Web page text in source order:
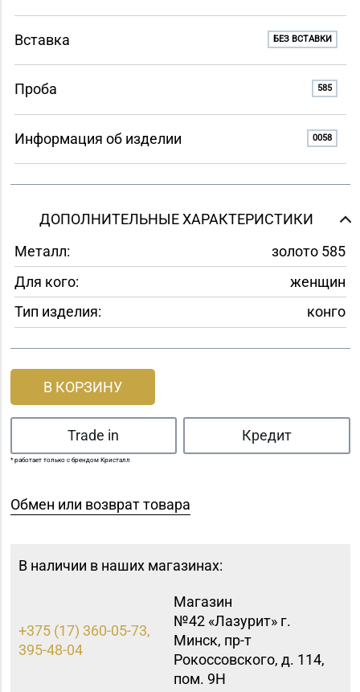
Вставка БЕЗ ВСТАВКИ
Проба 585
Информация об изделии 0058
ДОПОЛНИТЕЛЬНЫЕ ХАРАКТЕРИСТИКИ
Металл:
золото 585
Для кого:
женщин
Тип изделия:
конго
В КОРЗИНУ
Trade in Кредит
* работает только с брендом Кристалл
Обмен или возврат товара
В наличии в наших магазинах:
+375 (17) 360-05-73,
395-48-04
Магазин
№42 «Лазурит» г.
Минск, пр-т
Рокоссовского, д. 114,
пом. 9Н